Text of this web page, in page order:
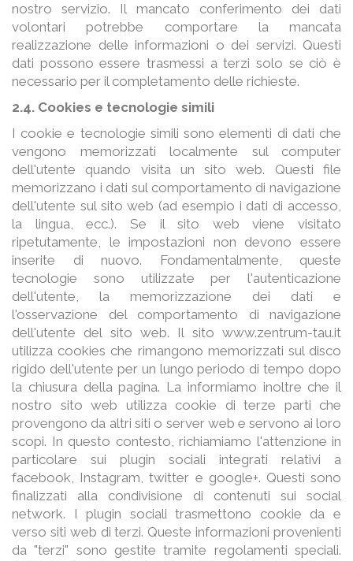
nostro servizio. Il mancato conferimento dei dati
volontari potrebbe comportare la mancata
realizzazione delle informazioni o dei servizi. Questi
dati possono essere trasmessi a terzi solo se ciò è
necessario per il completamento delle richieste.
2.4. Cookies e tecnologie simili
I cookie e tecnologie simili sono elementi di dati che
vengono memorizzati localmente sul computer
dell'utente quando visita un sito web. Questi file
memorizzano i dati sul comportamento di navigazione
dell'utente sul sito web (ad esempio i dati di accesso,
la lingua, ecc.). Se il sito web viene visitato
ripetutamente, le impostazioni non devono essere
inserite di nuovo. Fondamentalmente, queste
tecnologie sono utilizzate per l'autenticazione
dell'utente, la memorizzazione dei dati e
l'osservazione del comportamento di navigazione
dell'utente del sito web. Il sito www.zentrum-tau.it
utilizza cookies che rimangono memorizzati sul disco
rigido dell'utente per un lungo periodo di tempo dopo
la chiusura della pagina. La informiamo inoltre che il
nostro sito web utilizza cookie di terze parti che
provengono da altri siti o server web e servono ai loro
scopi. In questo contesto, richiamiamo l'attenzione in
particolare sui plugin sociali integrati relativi a
facebook, Instagram, twitter e google+. Questi sono
finalizzati alla condivisione di contenuti sui social
network. I plugin sociali trasmettono cookie da e
verso siti web di terzi. Queste informazioni provenienti
da "terzi" sono gestite tramite regolamenti speciali.